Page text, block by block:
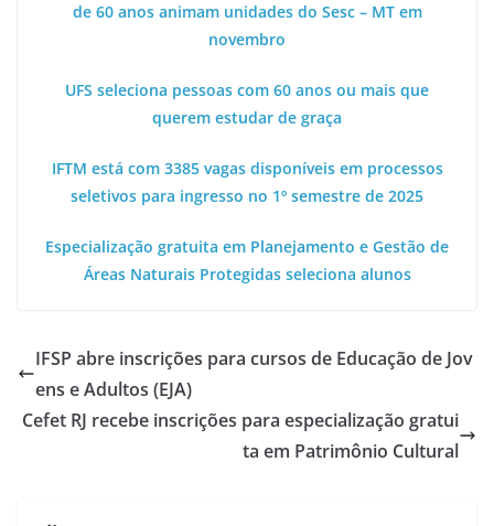
de 60 anos animam unidades do Sesc – MT em
novembro
UFS seleciona pessoas com 60 anos ou mais que
querem estudar de graça
IFTM está com 3385 vagas disponíveis em processos
seletivos para ingresso no 1º semestre de 2025
Especialização gratuita em Planejamento e Gestão de
Áreas Naturais Protegidas seleciona alunos
IFSP abre inscrições para cursos de Educação de Jov
ens e Adultos (EJA)
Cefet RJ recebe inscrições para especialização gratui
ta em Patrimônio Cultural